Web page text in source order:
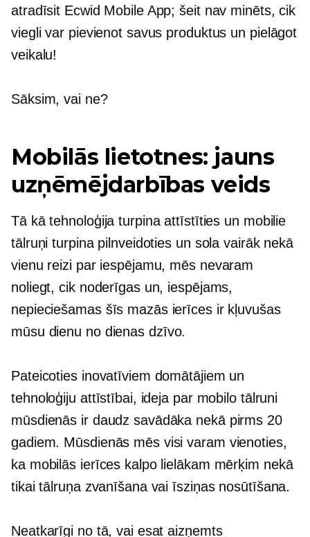
atradīsit Ecwid Mobile App; šeit nav minēts, cik
viegli var pievienot savus produktus un pielāgot
veikalu!
Sāksim, vai ne?
Mobilās lietotnes: jauns
uzņēmējdarbības veids
Tā kā tehnoloģija turpina attīstīties un mobilie
tālruņi turpina pilnveidoties un sola vairāk nekā
vienu reizi par iespējamu, mēs nevaram
noliegt, cik noderīgas un, iespējams,
nepieciešamas šīs mazās ierīces ir kļuvušas
mūsu dienu no dienas dzīvo.
Pateicoties inovatīviem domātājiem un
tehnoloģiju attīstībai, ideja par mobilo tālruni
mūsdienās ir daudz savādāka nekā pirms 20
gadiem. Mūsdienās mēs visi varam vienoties,
ka mobilās ierīces kalpo lielākam mērķim nekā
tikai tālruņa zvanīšana vai īsziņas nosūtīšana.
Neatkarīgi no tā, vai esat aizņemts